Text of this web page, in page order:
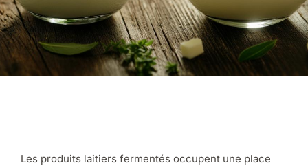
Les produits laitiers fermentés occupent une place